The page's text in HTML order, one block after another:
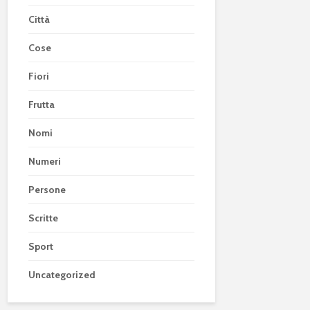
Città
Cose
Fiori
Frutta
Nomi
Numeri
Persone
Scritte
Sport
Uncategorized